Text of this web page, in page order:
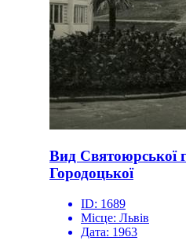
Вид Святоюрської
Городоцької
ID: 1689
Місце: Львів
Дата: 1963